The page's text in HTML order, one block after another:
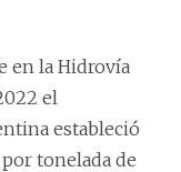
en la Hidrovía
el
estableció
tonelada de